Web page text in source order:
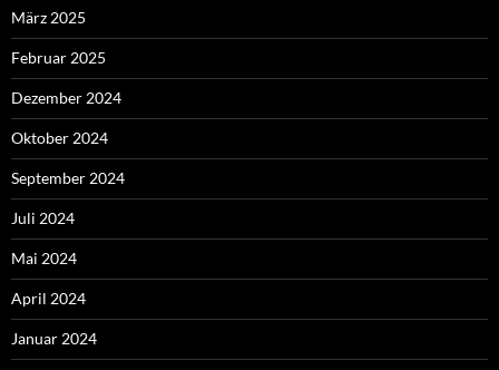
März 2025
Februar 2025
Dezember 2024
Oktober 2024
September 2024
Juli 2024
Mai 2024
April 2024
Januar 2024